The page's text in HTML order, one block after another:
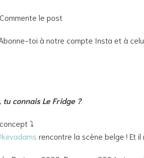
le post
toi à notre compte Insta et à
tu connais Le Fridge ?
⤵️
rencontre la scène belge ! Et il